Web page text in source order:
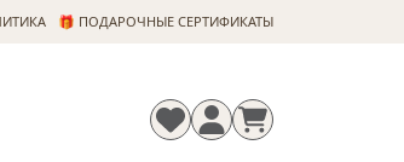
🎁 ПОДАРОЧНЫЕ СЕРТИФИКАТЫ